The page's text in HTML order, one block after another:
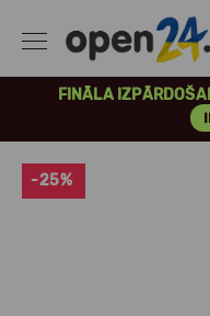
FINĀLA
-25%